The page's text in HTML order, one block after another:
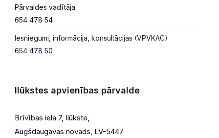
Pārvaldes vadītāja
654 478 54
Iesniegumi, informācija, konsultācijas (VPVKAC)
654 478 50
Ilūkstes apvienības pārvalde
Brīvības iela 7, Ilūkste,
Augšdaugavas novads, LV-5447